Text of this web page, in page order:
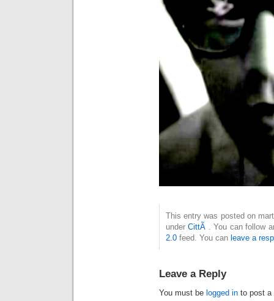
This entry was posted on
underCittÃ
. You can follow
2.0 feed. You can leave a
Leave a Reply
You must be logged in to post a